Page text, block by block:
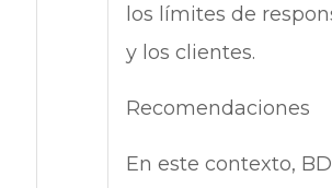
los límites de
y los clientes.
Recomendaciones
En este contexto,